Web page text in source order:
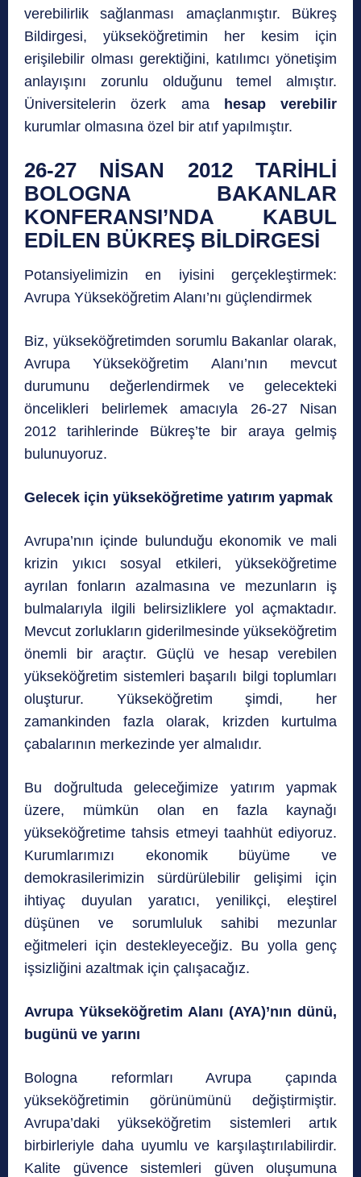
verebilirlik sağlanması amaçlanmıştır. Bükreş
Bildirgesi, yükseköğretimin her kesim için
erişilebilir olması gerektiğini, katılımcı yönetişim
anlayışını zorunlu olduğunu temel almıştır.
Üniversitelerin özerk ama hesap verebilir
kurumlar olmasına özel bir atıf yapılmıştır.
26-27 NİSAN 2012 TARİHLİ
BOLOGNA BAKANLAR
KONFERANSI’NDA KABUL
EDİLEN BÜKREŞ BİLDİRGESİ
Potansiyelimizin en iyisini gerçekleştirmek:
Avrupa Yükseköğretim Alanı’nı güçlendirmek
Biz, yükseköğretimden sorumlu Bakanlar olarak,
Avrupa Yükseköğretim Alanı’nın mevcut
durumunu değerlendirmek ve gelecekteki
öncelikleri belirlemek amacıyla 26-27 Nisan
2012 tarihlerinde Bükreş’te bir araya gelmiş
bulunuyoruz.
Gelecek için yükseköğretime yatırım yapmak
Avrupa’nın içinde bulunduğu ekonomik ve mali
krizin yıkıcı sosyal etkileri, yükseköğretime
ayrılan fonların azalmasına ve mezunların iş
bulmalarıyla ilgili belirsizliklere yol açmaktadır.
Mevcut zorlukların giderilmesinde yükseköğretim
önemli bir araçtır. Güçlü ve hesap verebilen
yükseköğretim sistemleri başarılı bilgi toplumları
oluşturur. Yükseköğretim şimdi, her
zamankinden fazla olarak, krizden kurtulma
çabalarının merkezinde yer almalıdır.
Bu doğrultuda geleceğimize yatırım yapmak
üzere, mümkün olan en fazla kaynağı
yükseköğretime tahsis etmeyi taahhüt ediyoruz.
Kurumlarımızı ekonomik büyüme ve
demokrasilerimizin sürdürülebilir gelişimi için
ihtiyaç duyulan yaratıcı, yenilikçi, eleştirel
düşünen ve sorumluluk sahibi mezunlar
eğitmeleri için destekleyeceğiz. Bu yolla genç
işsizliğini azaltmak için çalışacağız.
Avrupa Yükseköğretim Alanı (AYA)’nın dünü,
bugünü ve yarını
Bologna reformları Avrupa çapında
yükseköğretimin görünümünü değiştirmiştir.
Avrupa’daki yükseköğretim sistemleri artık
birbirleriyle daha uyumlu ve karşılaştırılabilirdir.
Kalite güvence sistemleri güven oluşumuna